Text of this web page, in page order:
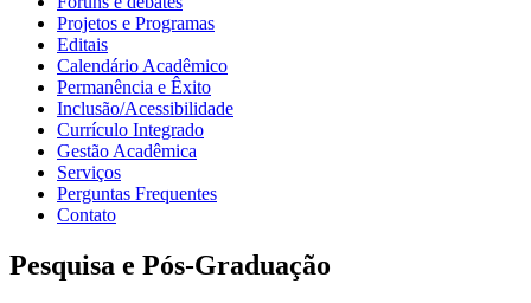
Projetos e Programas
Editais
Calendário Acadêmico
Permanência e Êxito
Inclusão/Acessibilidade
Currículo Integrado
Gestão Acadêmica
Serviços
Perguntas Frequentes
Contato
Pesquisa e Pós-Graduação